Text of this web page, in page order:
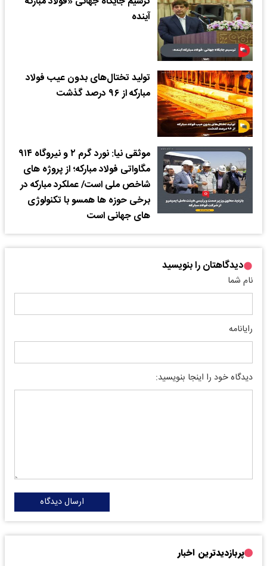
آینده
تولید تختال‌های بدون عیب فولاد
مبارکه از ۹۶ درصد گذشت
موثقی نیا: نورد گرم ۲ و نیروگاه ۹۱۴
مگاواتی فولاد مبارکه؛ از پروژه های
شاخص ملی است/ عملکرد مبارکه در
برخی حوزه ها همسو با تکنولوژی
های جهانی است
دیدگاهتان را بنویسید
نام شما
رایانامه
دیدگاه خود را اینجا بنویسید:
ارسال دیدگاه
پربازدیدترین اخبار